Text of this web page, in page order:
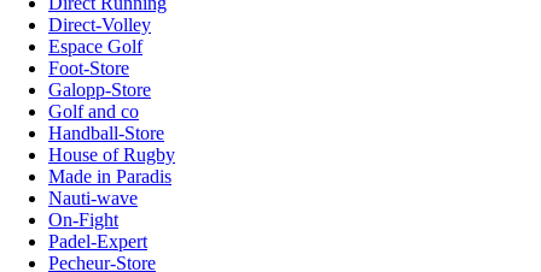
Direct-Volley
Espace Golf
Foot-Store
Galopp-Store
Golf and co
Handball-Store
House of Rugby
Made in Paradis
Nauti-wave
On-Fight
Padel-Expert
Pecheur-Store